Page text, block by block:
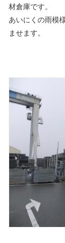
材倉庫です。
あいにくの雨模
ませます。